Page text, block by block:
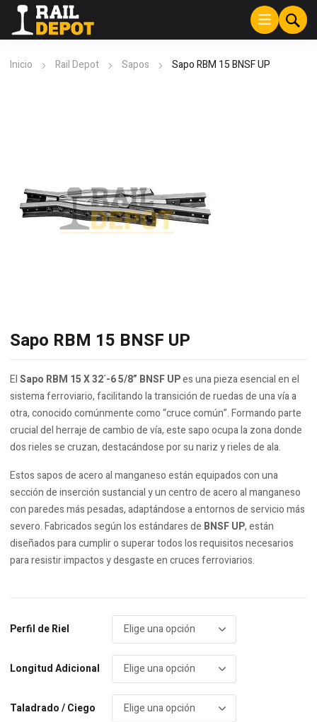
Inicio Rail Depot Sapos Sapo RBM 15 BNSF UP
Sapo RBM 15 BNSF UP
ElSapo RBM 15 X 32´-6 5/8” BNSF UPes una pieza esencial en el
sistema ferroviario, facilitando la transición de ruedas de una vía a
otra, conocido comúnmente como “cruce común”. Formando parte
crucial del herraje de cambio de vía, este sapo ocupa la zona donde
dos rieles se cruzan, destacándose por su nariz y rieles de ala.
Estos sapos de acero al manganeso están equipados con una
sección de inserción sustancial y un centro de acero al manganeso
con paredes más pesadas, adaptándose a entornos de servicio más
severo. Fabricados según los estándares de BNSF UP, están
diseñados para cumplir o superar todos los requisitos necesarios
para resistir impactos y desgaste en cruces ferroviarios.
Perfil de Riel
Longitud Adicional
Taladrado / Ciego